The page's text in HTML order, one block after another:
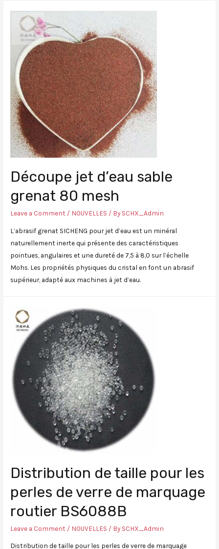
Découpe jet d’eau sable
grenat 80 mesh
Leave a Comment / NOUVELLES / By SCHX_Admin
L’abrasif grenat SICHENG pour jet d’eau est un minéral
naturellement inerte qui présente des caractéristiques
pointues, angulaires et une dureté de 7,5 à 8,0 sur l’échelle
Mohs. Les propriétés physiques du cristal en font un abrasif
supérieur, adapté aux machines à jet d’eau.
Distribution de taille pour les
perles de verre de marquage
routier BS6088B
Leave a Comment / NOUVELLES / By SCHX_Admin
Distribution de taille pour les perles de verre de marquage